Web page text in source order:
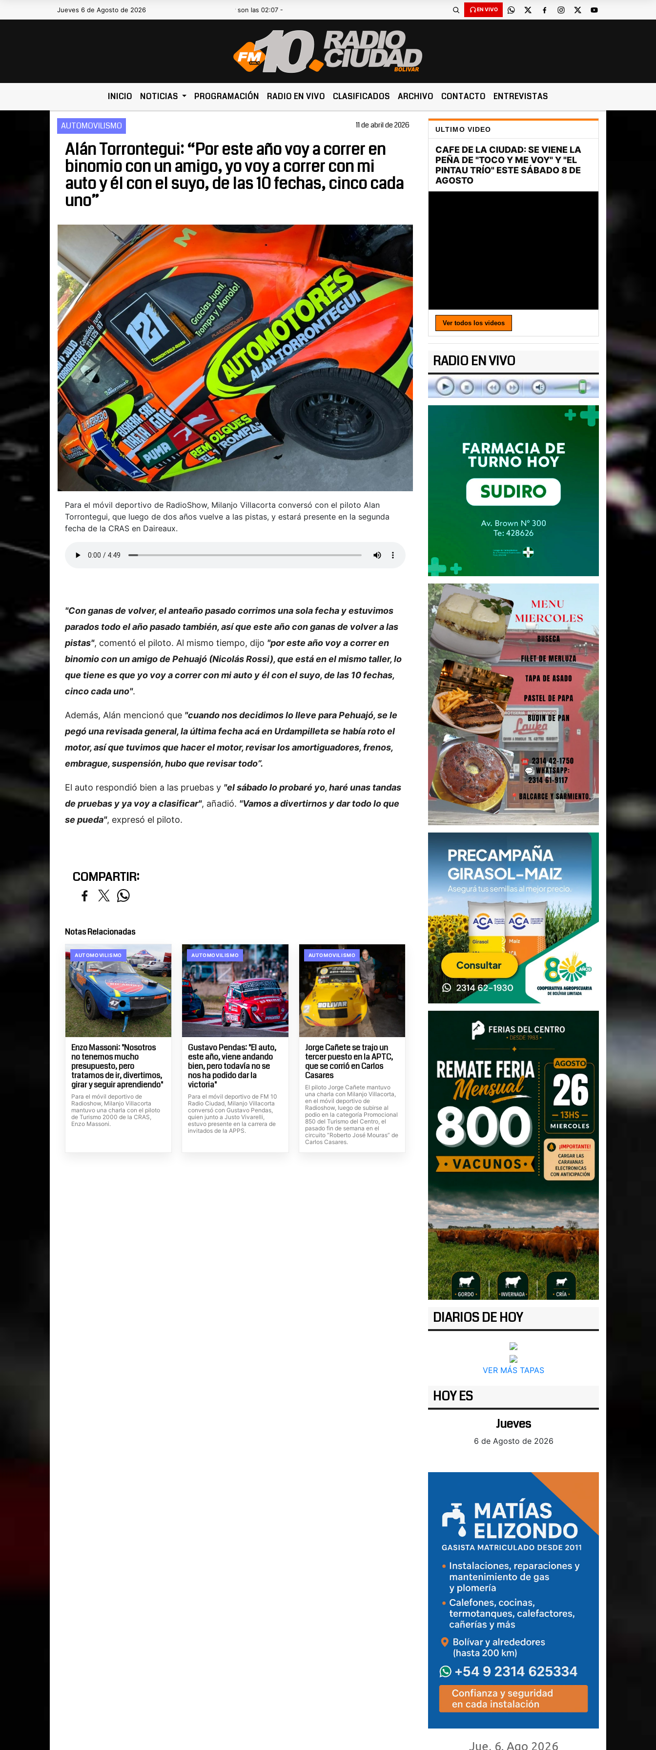
Jueves 6 de Agosto de 2026
Hoy es Jueves 6 de Agosto de 2026 y son las 02:07 - EN VIVO
INICIO NOTICIAS PROGRAMACIÓN RADIO EN VIVO CLASIFICADOS ARCHIVO CONTACTO ENTREVISTAS
AUTOMOVILISMO 11 de abril de 2026
Alán Torrontegui: “Por este año voy a correr en
binomio con un amigo, yo voy a correr con mi
auto y él con el suyo, de las 10 fechas, cinco cada
uno”
Para el móvil deportivo de RadioShow, Milanjo Villacorta conversó con el piloto Alan
Torrontegui, que luego de dos años vuelve a las pistas, y estará presente en la segunda
fecha de la CRAS en Daireaux.
"Con ganas de volver, el anteaño pasado corrimos una sola fecha y estuvimos
parados todo el año pasado también, así que este año con ganas de volver a las
pistas", comentó el piloto. Al mismo tiempo, dijo "por este año voy a correr en
binomio con un amigo de Pehuajó (Nicolás Rossi), que está en el mismo taller, lo
que tiene es que yo voy a correr con mi auto y él con el suyo, de las 10 fechas,
cinco cada uno".
Además, Alán mencionó que "cuando nos decidimos lo lleve para Pehuajó, se le
pegó una revisada general, la última fecha acá en Urdampilleta se había roto el
motor, así que tuvimos que hacer el motor, revisar los amortiguadores, frenos,
embrague, suspensión, hubo que revisar todo”.
El auto respondió bien a las pruebas y "el sábado lo probaré yo, haré unas tandas
de pruebas y ya voy a clasificar", añadió. "Vamos a divertirnos y dar todo lo que
se pueda", expresó el piloto.
COMPARTIR:
Notas Relacionadas
AUTOMOVILISMO
Enzo Massoni: "Nosotros
no tenemos mucho
presupuesto, pero
tratamos de ir, divertimos,
girar y seguir aprendiendo"
Para el móvil deportivo de
Radioshow, Milanjo Villacorta
mantuvo una charla con el piloto
de Turismo 2000 de la CRAS,
Enzo Massoni.
AUTOMOVILISMO
Gustavo Pendas: "El auto,
este año, viene andando
bien, pero todavía no se
nos ha podido dar la
victoria"
Para el móvil deportivo de FM 10
Radio Ciudad, Milanjo Villacorta
conversó con Gustavo Pendas,
quien junto a Justo Vivarelli,
estuvo presente en la carrera de
invitados de la APPS.
AUTOMOVILISMO
Jorge Cañete se trajo un
tercer puesto en la APTC,
que se corrió en Carlos
Casares
El piloto Jorge Cañete mantuvo
una charla con Milanjo Villacorta,
en el móvil deportivo de
Radioshow, luego de subirse al
podio en la categoría Promocional
850 del Turismo del Centro, el
pasado fin de semana en el
circuito “Roberto José Mouras” de
Carlos Casares.
ULTIMO VIDEO
Ver todos los videos
RADIO EN VIVO
DIARIOS DE HOY
VER MÁS TAPAS
HOY ES
Jueves
6 de Agosto de 2026